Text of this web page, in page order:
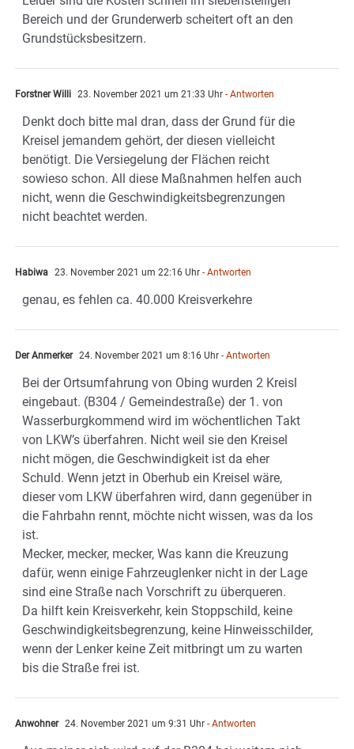
Bereich und der Grunderwerb scheitert oft an den
Grundstücksbesitzern.
Forstner Willi 23. November 2021 um 21:33 Uhr - Antworten
Denkt doch bitte mal dran, dass der Grund für die
Kreisel jemandem gehört, der diesen vielleicht
benötigt. Die Versiegelung der Flächen reicht
sowieso schon. All diese Maßnahmen helfen auch
nicht, wenn die Geschwindigkeitsbegrenzungen
nicht beachtet werden.
Habiwa 23. November 2021 um 22:16 Uhr - Antworten
genau, es fehlen ca. 40.000 Kreisverkehre
Der Anmerker 24. November 2021 um 8:16 Uhr - Antworten
Bei der Ortsumfahrung von Obing wurden 2 Kreisl
eingebaut. (B304 / Gemeindestraße) der 1. von
Wasserburgkommend wird im wöchentlichen Takt
von LKW’s überfahren. Nicht weil sie den Kreisel
nicht mögen, die Geschwindigkeit ist da eher
Schuld. Wenn jetzt in Oberhub ein Kreisel wäre,
dieser vom LKW überfahren wird, dann gegenüber in
die Fahrbahn rennt, möchte nicht wissen, was da los
ist.
Mecker, mecker, mecker, Was kann die Kreuzung
dafür, wenn einige Fahrzeuglenker nicht in der Lage
sind eine Straße nach Vorschrift zu überqueren.
Da hilft kein Kreisverkehr, kein Stoppschild, keine
Geschwindigkeitsbegrenzung, keine Hinweisschilder,
wenn der Lenker keine Zeit mitbringt um zu warten
bis die Straße frei ist.
Anwohner 24. November 2021 um 9:31 Uhr - Antworten